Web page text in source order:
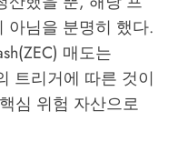
아님을 분명히 했다.
매도는
트리거에 따른 것이
심 위험 자산으로